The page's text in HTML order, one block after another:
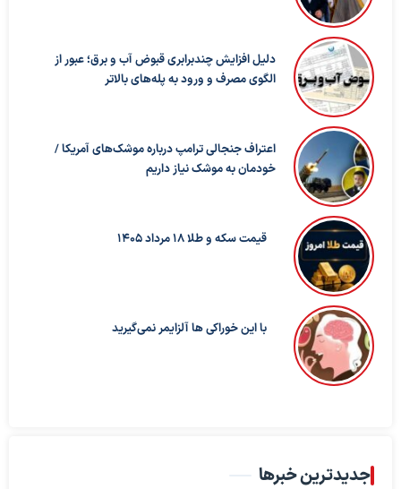
دلیل افزایش چندبرابری قبوض آب و برق؛ عبور از
الگوی مصرف و ورود به پله‌های بالاتر
اعتراف جنجالی ترامپ درباره موشک‌های آمریکا /
خودمان به موشک نیاز داریم
قیمت سکه و طلا 18 مرداد 1405
با این خوراکی ها آلزایمر نمی‌گیرید
جدیدترین خبرها